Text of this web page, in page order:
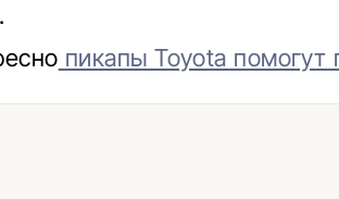
пикапы Toyota помогут